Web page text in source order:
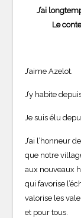
J’ai
Le
J’aime Azelot.
J’y habite
Je suis élu
J’ai l’honneur
que notre
aux nouveaux
qui favorise
valorise les
et pour tous.